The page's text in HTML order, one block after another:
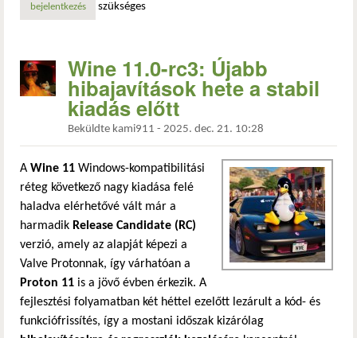
bejelentkezés szükséges
Wine 11.0-rc3: Újabb
hibajavítások hete a stabil
kiadás előtt
Beküldte kami911 - 2025. dec. 21. 10:28
A Wine 11 Windows-kompatibilitási
réteg következő nagy kiadása felé
haladva elérhetővé vált már a
harmadik Release Candidate (RC)
verzió, amely az alapját képezi a
Valve Protonnak, így várhatóan a
Proton 11 is a jövő évben érkezik. A
fejlesztési folyamatban két héttel ezelőtt lezárult a kód- és
funkciófrissítés, így a mostani időszak kizárólag